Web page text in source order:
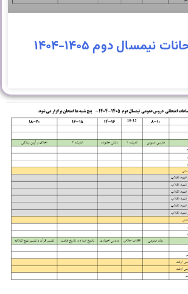
نیمسال دوم ۱۴۰۵-۱۴۰۴